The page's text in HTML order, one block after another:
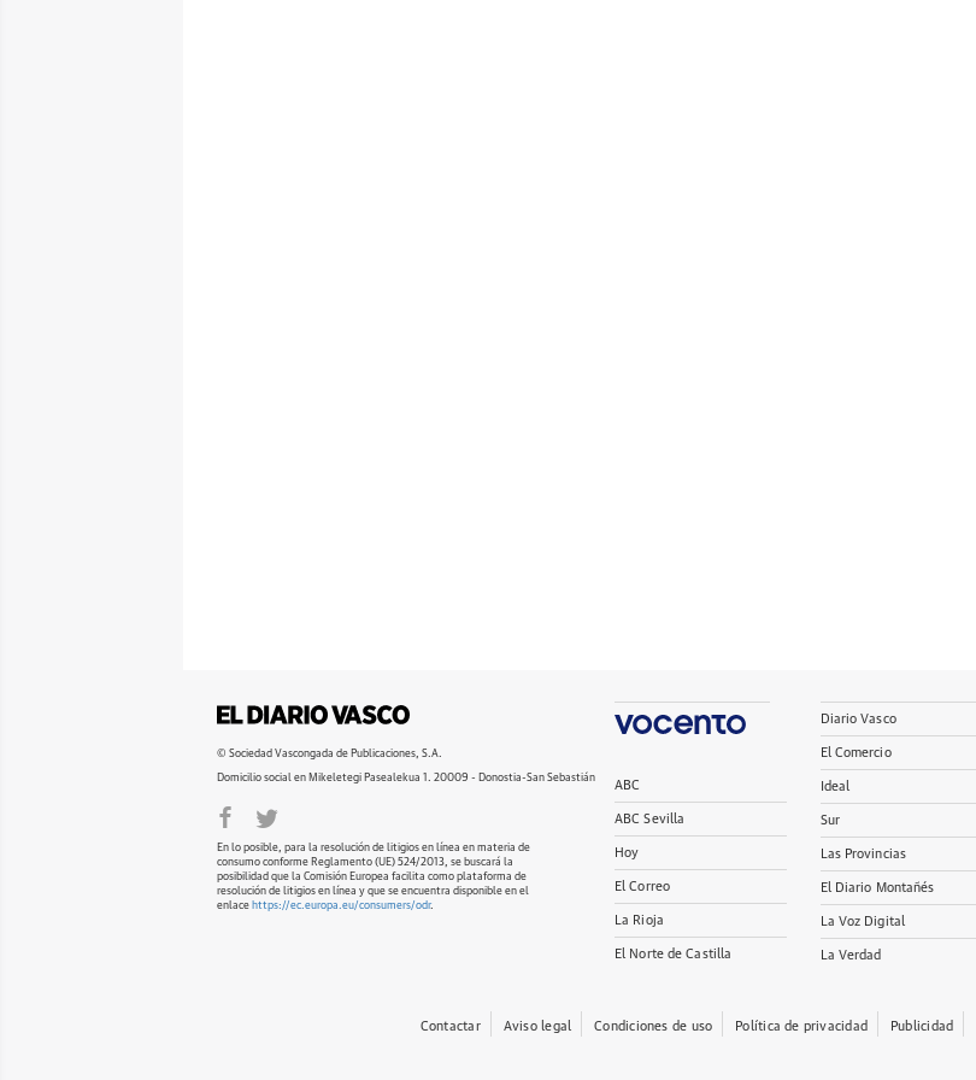
© Sociedad Vascongada de Publicaciones, S.A.
Domicilio social en Mikeletegi Pasealekua 1. 20009 - Donostia-San Sebastián
En lo posible, para la resolución de litigios en línea en materia de
consumo conforme Reglamento (UE) 524/2013, se buscará la
posibilidad que la Comisión Europea facilita como plataforma de
resolución de litigios en línea y que se encuentra disponible en el
enlace https://ec.europa.eu/consumers/odr.
ABC
ABC Sevilla
Hoy
El Correo
La Rioja
El Norte de Castilla
Diario Vasco
El Comercio
Ideal
Sur
Las Provincias
El Diario Montañés
La Voz Digital
La Verdad
Contactar Aviso legal Condiciones de uso Política de privacidad Publicidad